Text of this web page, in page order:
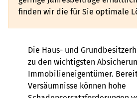
finden wir die für Sie optimale
Die Haus- und
zu den wichtigsten
Immobilieneigentümer.
Versäumnisse können hohe